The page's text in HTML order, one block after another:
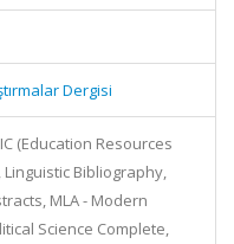
Dergisi
(Education Resources
Bibliography,
MLA - Modern
Science Complete,